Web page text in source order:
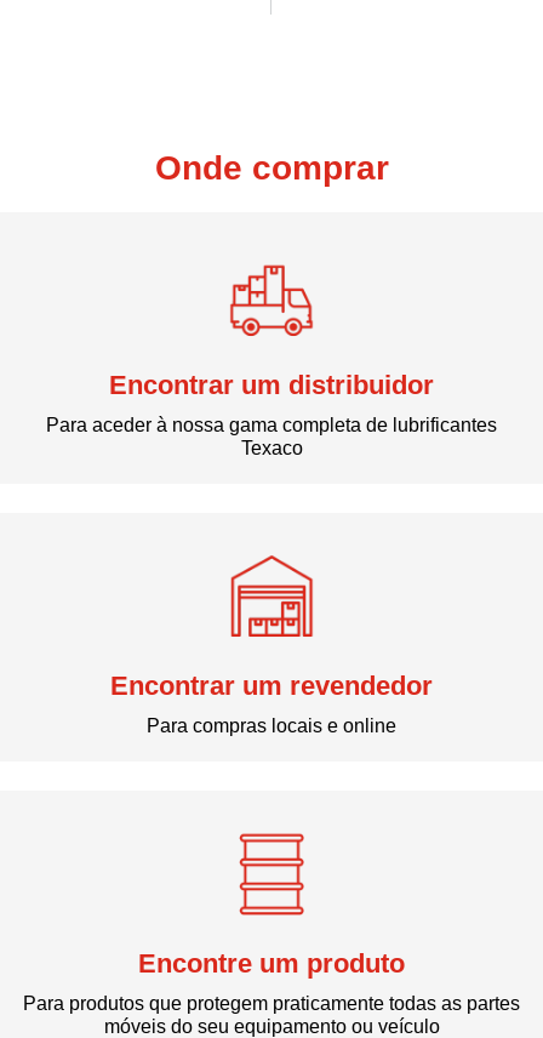
Onde comprar
Encontrar um distribuidor
Para aceder à nossa gama completa de lubrificantes
Texaco
Encontrar um revendedor
Para compras locais e online
Encontre um produto
Para produtos que protegem praticamente todas as partes
móveis do seu equipamento ou veículo